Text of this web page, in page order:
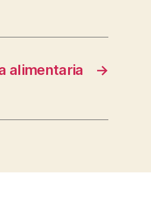
→
alimentaria